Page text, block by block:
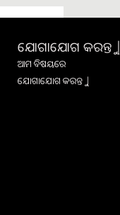
ଯୋଗାଯୋଗ କରନ୍ତୁ |
ଆମ ବିଷୟରେ
ଯୋଗାଯୋଗ କରନ୍ତୁ |